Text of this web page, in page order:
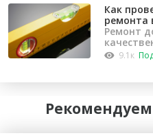
Как
ремонта
Ремонт
9.1к